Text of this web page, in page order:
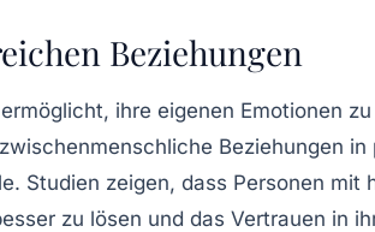
Beziehungen
ihre eigenen Emotionen
zwischenmenschliche Beziehungen in
Studien zeigen, dass Personen mit
zu lösen und das Vertrauen in